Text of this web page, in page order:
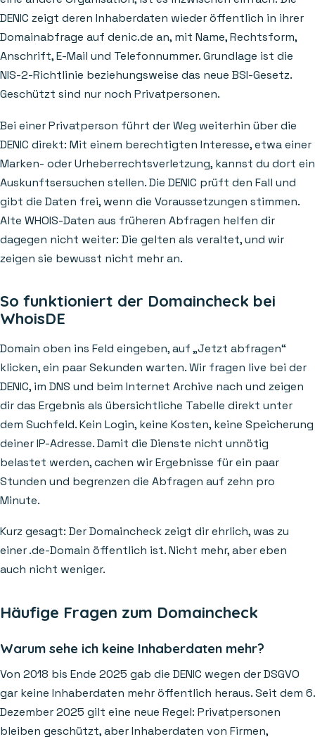
DENIC zeigt deren Inhaberdaten wieder öffentlich in ihrer
Domainabfrage auf denic.de an, mit Name, Rechtsform,
Anschrift, E-Mail und Telefonnummer. Grundlage ist die
NIS-2-Richtlinie beziehungsweise das neue BSI-Gesetz.
Geschützt sind nur noch Privatpersonen.
Bei einer Privatperson führt der Weg weiterhin über die
DENIC direkt: Mit einem berechtigten Interesse, etwa einer
Marken- oder Urheberrechtsverletzung, kannst du dort ein
Auskunftsersuchen stellen. Die DENIC prüft den Fall und
gibt die Daten frei, wenn die Voraussetzungen stimmen.
Alte WHOIS-Daten aus früheren Abfragen helfen dir
dagegen nicht weiter: Die gelten als veraltet, und wir
zeigen sie bewusst nicht mehr an.
So funktioniert der Domaincheck bei
WhoisDE
Domain oben ins Feld eingeben, auf „Jetzt abfragen“
klicken, ein paar Sekunden warten. Wir fragen live bei der
DENIC, im DNS und beim Internet Archive nach und zeigen
dir das Ergebnis als übersichtliche Tabelle direkt unter
dem Suchfeld. Kein Login, keine Kosten, keine Speicherung
deiner IP-Adresse. Damit die Dienste nicht unnötig
belastet werden, cachen wir Ergebnisse für ein paar
Stunden und begrenzen die Abfragen auf zehn pro
Minute.
Kurz gesagt: Der Domaincheck zeigt dir ehrlich, was zu
einer .de-Domain öffentlich ist. Nicht mehr, aber eben
auch nicht weniger.
Häufige Fragen zum Domaincheck
Warum sehe ich keine Inhaberdaten mehr?
Von 2018 bis Ende 2025 gab die DENIC wegen der DSGVO
gar keine Inhaberdaten mehr öffentlich heraus. Seit dem 6.
Dezember 2025 gilt eine neue Regel: Privatpersonen
bleiben geschützt, aber Inhaberdaten von Firmen,